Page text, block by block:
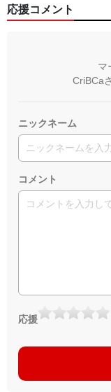
応援コメント
マ
CriBCa
ニックネーム
コメント
応援